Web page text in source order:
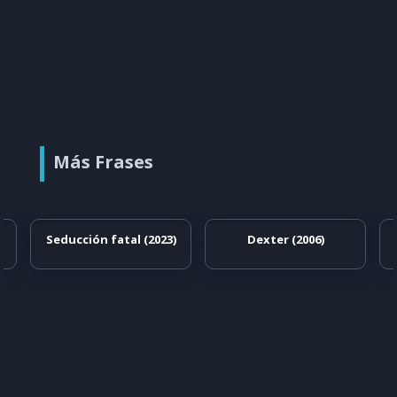
Más Frases
Seducción fatal (2023) Dexter (2006)